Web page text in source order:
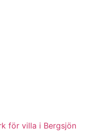
för villa i Bergsjön